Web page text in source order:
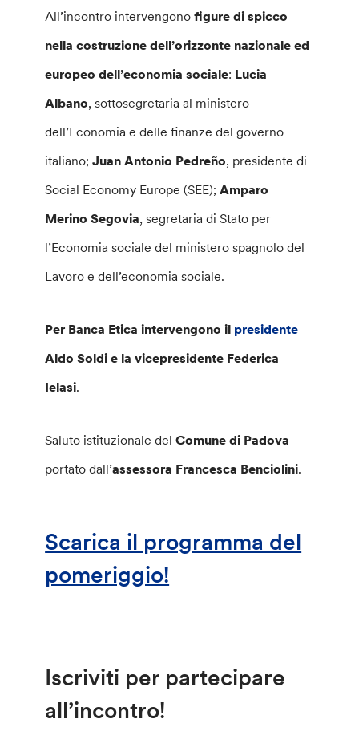
All’incontro intervengonofigure di spicco
nella costruzione dell’orizzonte nazionale ed
europeo dell’economia sociale: Lucia
Albano, sottosegretaria al ministero
dell’Economia e delle finanze del governo
italiano; Juan Antonio Pedreño, presidente di
Social Economy Europe (SEE);Amparo
Merino Segovia, segretaria di Stato per
l’Economia sociale del ministero spagnolo del
Lavoro e dell’economia sociale.
Per Banca Etica intervengono il presidente
Aldo Soldi e la vicepresidente Federica
Ielasi.
Saluto istituzionale delComune di Padova
portato dall’assessora Francesca Benciolini.
Scarica il programma del
pomeriggio!
Iscriviti per partecipare
all’incontro!